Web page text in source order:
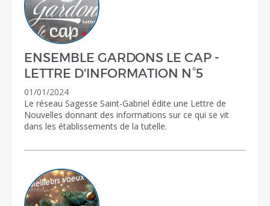
ENSEMBLE GARDONS LE CAP -
LETTRE D'INFORMATION N°5
01/01/2024
Le réseau Sagesse Saint-Gabriel édite une Lettre de
Nouvelles donnant des informations sur ce qui se vit
dans les établissements de la tutelle.